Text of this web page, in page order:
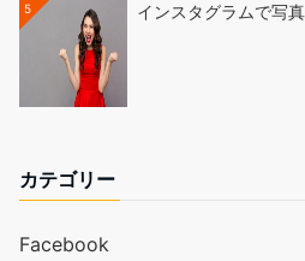
5 インスタグラムで写
カテゴリー
Facebook